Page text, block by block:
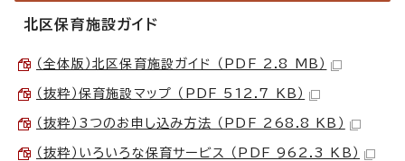
北区保育施設ガイド
（全体版）北区保育施設ガイド （PDF 2.8 MB）
（抜粋）保育施設マップ （PDF 512.7 KB）
（抜粋）3つのお申し込み方法 （PDF 268.8 KB）
（抜粋）いろいろな保育サービス （PDF 962.3 KB）